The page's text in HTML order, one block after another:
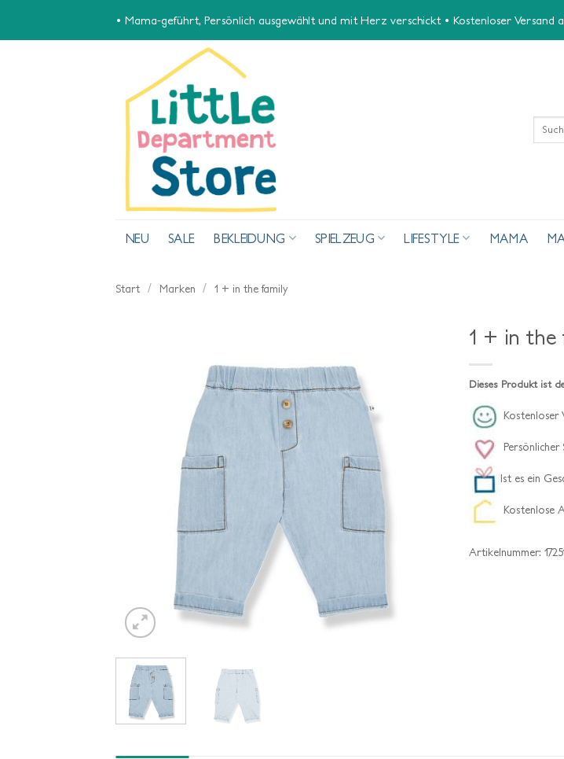
• Mama-geführt, Persönlich ausgewählt und mit Herz verschickt • Kostenloser Versand
Suchen
nach:
NEU SALE BEKLEIDUNG SPIELZEUG LIFESTYLE MAMA
Start / Marken / 1 + in the family
1 + in the
Dieses Produkt ist
Kostenloser
Persönlicher
Ist es ein
Kostenlose
Artikelnummer: